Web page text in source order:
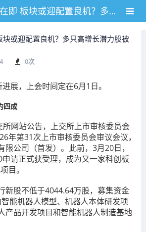
宇树科技上会在即 板块或迎配置良机？多只高增长潜力股被融资客盯上(名单)
块或迎配置良机？多只高增长潜力股被
0次
展，上会时间定在6月1日。
四成
网站公告，上交所上市审核委员会
年第31次上市审核委员会审议会议，
限公司（首发）。此前，3月20日，
请正式获受理，成为又一家科创板
目。
新股不低于4044.64万股，募集资金
能机器人模型、机器人本体研发项
产品开发项目和智能机器人制造基地